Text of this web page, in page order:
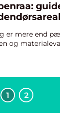
er mere end
og
1 2